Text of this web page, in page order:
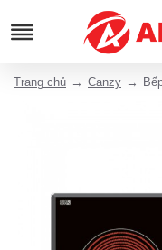
Trang chủ Canzy